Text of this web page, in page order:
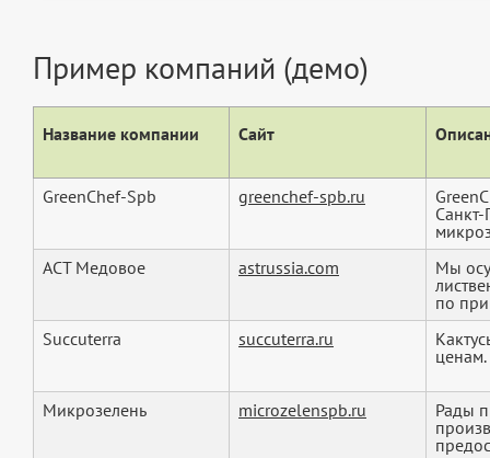
Пример компаний (демо)
Название компании Сайт
GreenChef-Spb greenchef-spb.ru
АСТ Медовое
astrussia.com
Мы
по
Succuterra
succuterra.ru
ценам.
Микрозелень microzelenspb.ru
Рады